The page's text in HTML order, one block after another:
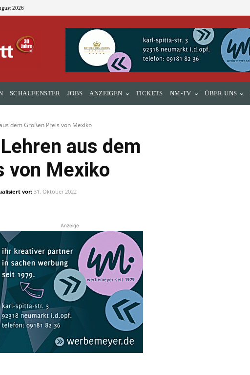
2026
SCHAUFENSTER JOBS ANZEIGEN TICKETS NM-TV ÜBER UNS
dem Großen Preis von Mexiko
aus dem
von Mexiko
vor:31. Oktober 2022
Anzeige